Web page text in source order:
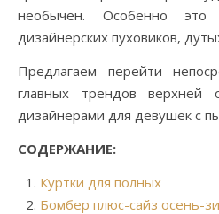
необычен. Особенно
дизайнерских пуховиков,
Предлагаем перейти
главных трендов верхней
дизайнерами для девушек с
СОДЕРЖАНИЕ:
Куртки для полных
Бомбер плюс-сайз осень-